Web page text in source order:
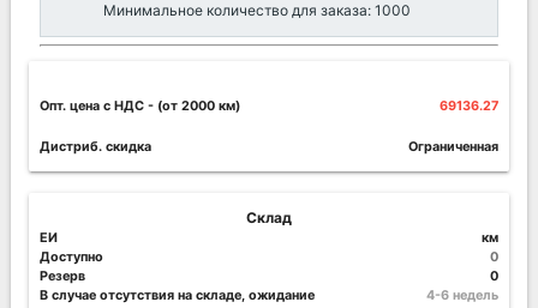
Минимальное количество для заказа: 1000
Опт. цена c НДС - (от 2000 км) 69136.27
Дистриб. скидка Ограниченная
Склад
ЕИ
км
Доступно
0
Резерв
0
В случае отсутствия на складе, ожидание
4-6 недель